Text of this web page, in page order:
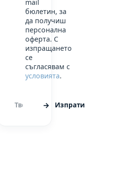
mail
бюлетин, за
да получиш
персонална
оферта. С
изпращането
се
съгласявам с
условията.
Изпрати